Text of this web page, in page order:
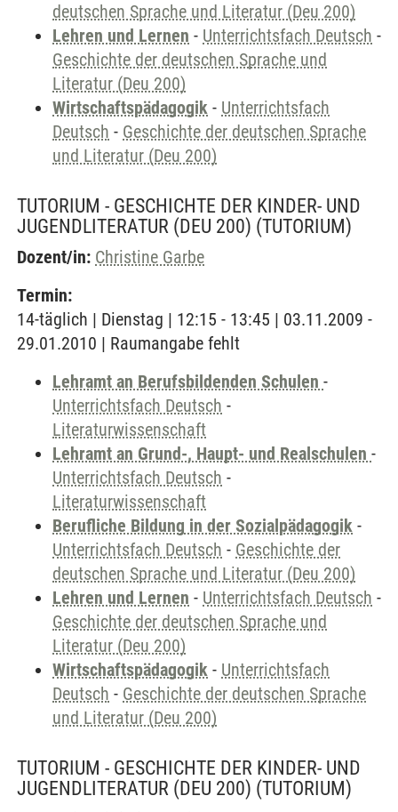
deutschen Sprache und Literatur (Deu 200)
Lehren und Lernen - Unterrichtsfach Deutsch -
Geschichte der deutschen Sprache und
Literatur (Deu 200)
Wirtschaftspädagogik - Unterrichtsfach
Deutsch - Geschichte der deutschen Sprache
und Literatur (Deu 200)
TUTORIUM - GESCHICHTE DER KINDER- UND
JUGENDLITERATUR (DEU 200) (TUTORIUM)
Dozent/in: Christine Garbe
Termin:
14-täglich | Dienstag | 12:15 - 13:45 | 03.11.2009 -
29.01.2010 | Raumangabe fehlt
Lehramt an Berufsbildenden Schulen -
Unterrichtsfach Deutsch -
Literaturwissenschaft
Lehramt an Grund-, Haupt- und Realschulen -
Unterrichtsfach Deutsch -
Literaturwissenschaft
Berufliche Bildung in der Sozialpädagogik -
Unterrichtsfach Deutsch - Geschichte der
deutschen Sprache und Literatur (Deu 200)
Lehren und Lernen - Unterrichtsfach Deutsch -
Geschichte der deutschen Sprache und
Literatur (Deu 200)
Wirtschaftspädagogik - Unterrichtsfach
Deutsch - Geschichte der deutschen Sprache
und Literatur (Deu 200)
TUTORIUM - GESCHICHTE DER KINDER- UND
JUGENDLITERATUR (DEU 200) (TUTORIUM)